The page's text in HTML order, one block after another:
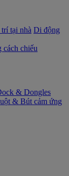
tại nhà Di động
cách chiếu
& Dongles
& Bút cảm ứng